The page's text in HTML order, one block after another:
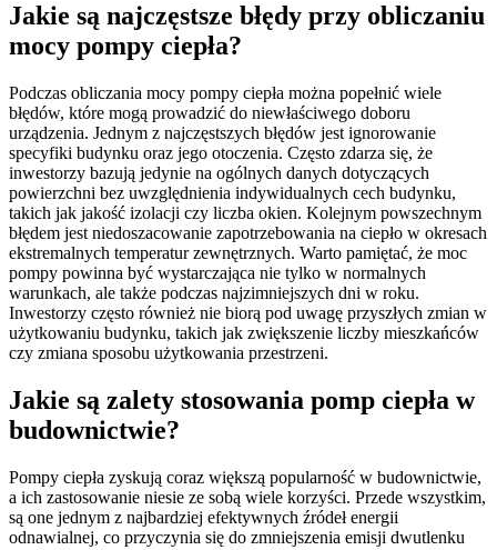
Jakie są najczęstsze błędy przy obliczaniu
mocy pompy ciepła?
Podczas obliczania mocy pompy ciepła można popełnić wiele
błędów, które mogą prowadzić do niewłaściwego doboru
urządzenia. Jednym z najczęstszych błędów jest ignorowanie
specyfiki budynku oraz jego otoczenia. Często zdarza się, że
inwestorzy bazują jedynie na ogólnych danych dotyczących
powierzchni bez uwzględnienia indywidualnych cech budynku,
takich jak jakość izolacji czy liczba okien. Kolejnym powszechnym
błędem jest niedoszacowanie zapotrzebowania na ciepło w okresach
ekstremalnych temperatur zewnętrznych. Warto pamiętać, że moc
pompy powinna być wystarczająca nie tylko w normalnych
warunkach, ale także podczas najzimniejszych dni w roku.
Inwestorzy często również nie biorą pod uwagę przyszłych zmian w
użytkowaniu budynku, takich jak zwiększenie liczby mieszkańców
czy zmiana sposobu użytkowania przestrzeni.
Jakie są zalety stosowania pomp ciepła w
budownictwie?
Pompy ciepła zyskują coraz większą popularność w budownictwie,
a ich zastosowanie niesie ze sobą wiele korzyści. Przede wszystkim,
są one jednym z najbardziej efektywnych źródeł energii
odnawialnej, co przyczynia się do zmniejszenia emisji dwutlenku